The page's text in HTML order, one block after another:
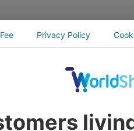
〆黄色い8番マップ ステッ